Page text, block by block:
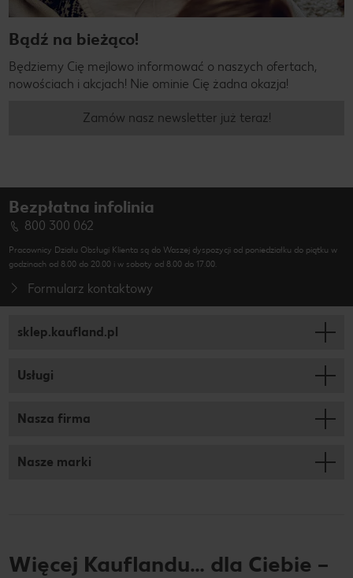
Bądź na bieżąco!
Będziemy Cię mejlowo informować o naszych ofertach,
nowościach i akcjach! Nie ominie Cię żadna okazja!
Zamów nasz newsletter już teraz!
Bezpłatna infolinia
800 300 062
Pracownicy Działu Obsługi Klienta są do Waszej dyspozycji od poniedziałku do piątku w
godzinach od 8.00 do 20.00 i w soboty od 8.00 do 17.00.
Formularz kontaktowy
sklep.kaufland.pl
Usługi
Nasza firma
Nasze marki
Więcej Kauflandu… dla Ciebie –